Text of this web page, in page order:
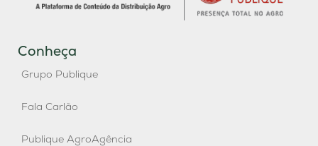
Conheça
Grupo Publique
Fala Carlão
Publique AgroAgência